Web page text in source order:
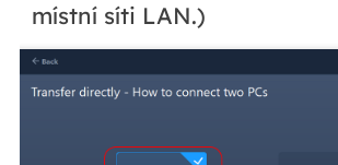
místní síti LAN.)